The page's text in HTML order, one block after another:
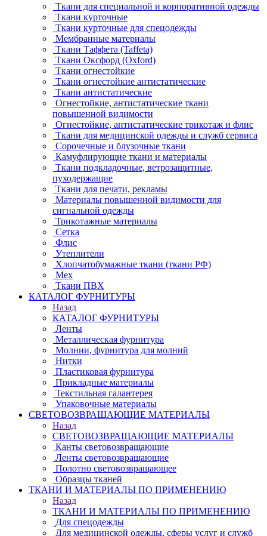
Ткани для специальной и корпоративной одежды
Ткани курточные
Ткани курточные для спецодежды
Мембранные материалы
Ткани Таффета (Taffeta)
Ткани Оксфорд (Oxford)
Ткани огнестойкие
Ткани огнестойкие антистатические
Ткани антистатические
Огнестойкие, антистатические ткани
повышенной видимости
Огнестойкие, антистатические трикотаж и флис
Ткани для медицинской одежды и служб сервиса
Сорочечные и блузочные ткани
Камуфлирующие ткани и материалы
Ткани подкладочные, ветрозащитные,
пуходержащие
Ткани для печати, рекламы
Материалы повышенной видимости для
сигнальной одежды
Трикотажные материалы
Сетка
Флис
Утеплители
Хлопчатобумажные ткани (ткани РФ)
Мех
Ткани ПВХ
КАТАЛОГ ФУРНИТУРЫ
Назад
КАТАЛОГ ФУРНИТУРЫ
Ленты
Металлическая фурнитура
Молнии, фурнитура для молний
Нитки
Пластиковая фурнитура
Прикладные материалы
Текстильная галантерея
Упаковочные материалы
СВЕТОВОЗВРАЩАЮЩИЕ МАТЕРИАЛЫ
Назад
СВЕТОВОЗВРАЩАЮЩИЕ МАТЕРИАЛЫ
Канты световозвращающие
Ленты световозвращающие
Полотно световозвращающее
Образцы тканей
ТКАНИ И МАТЕРИАЛЫ ПО ПРИМЕНЕНИЮ
Назад
ТКАНИ И МАТЕРИАЛЫ ПО ПРИМЕНЕНИЮ
Для спецодежды
Для медицинской одежды, сферы услуг и служб